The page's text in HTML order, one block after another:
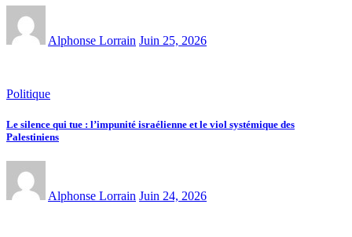
Alphonse Lorrain Juin 25, 2026
Politique
Le silence qui tue : l’impunité israélienne et le viol systémique des
Palestiniens
Alphonse Lorrain Juin 24, 2026